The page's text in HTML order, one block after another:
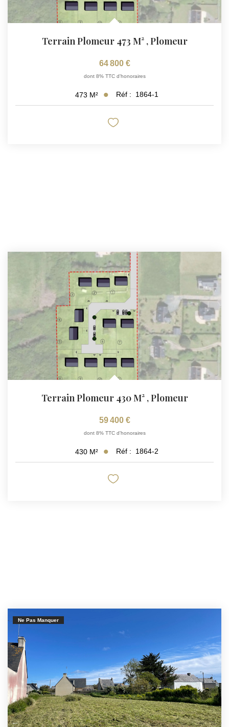
Terrain Plomeur 473 M² ,Plomeur
64 800 €
dont 8% TTC d'honoraires
473 M² Réf : 1864-1
Terrain Plomeur 430 M² ,Plomeur
59 400 €
dont 8% TTC d'honoraires
430 M² Réf : 1864-2
Ne Pas Manquer